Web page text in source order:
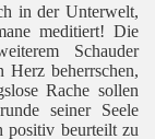
in der Unterwelt,
meditiert! Die
Schauder
Herz beherrschen,
Rache sollen
seiner Seele
positiv beurteilt zu